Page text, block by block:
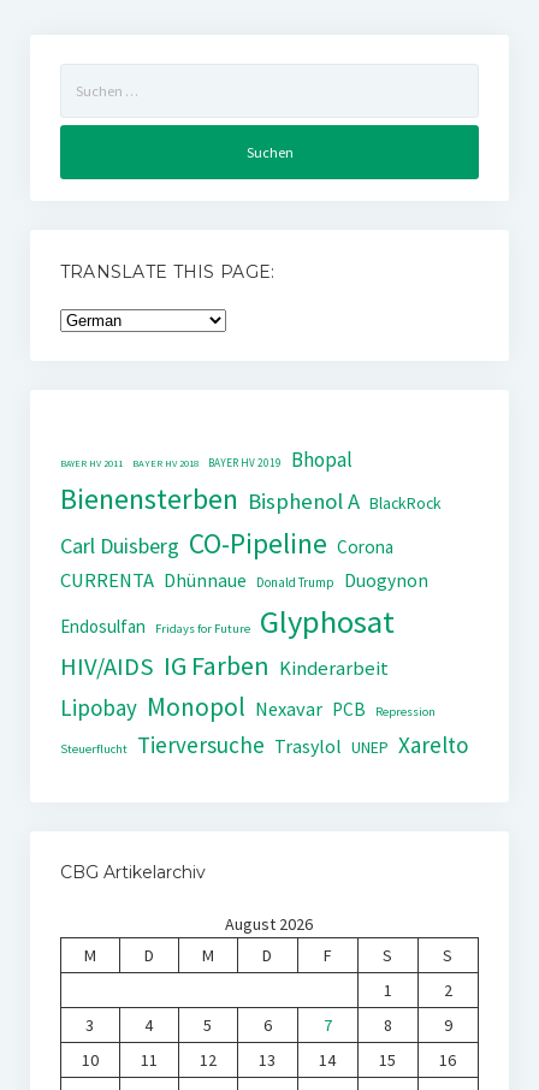
nach:
TRANSLATE THIS PAGE:
BAYER HV 2011 BAYER HV 2018 BAYER HV 2019 Bhopal
Bienensterben Bisphenol A BlackRock
Carl Duisberg CO-Pipeline Corona
CURRENTA Dhünnaue Donald Trump
Duogynon
Endosulfan
Fridays for Future Glyphosat
HIV/AIDS IG Farben Kinderarbeit
Lipobay Monopol Nexavar PCB Repression
Steuerflucht Tierversuche Trasylol UNEP Xarelto
CBG Artikelarchiv
August 2026
M
D M D F S
S
1
2
3
4 5 6 7 8
9
10
11 12 13 14 15
16